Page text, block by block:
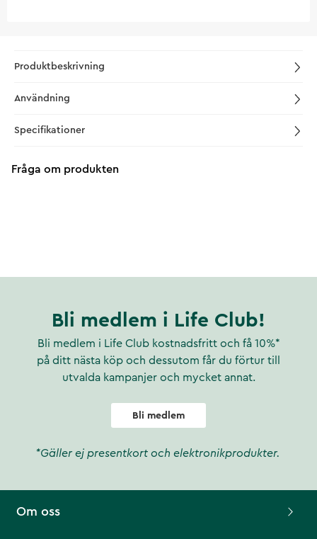
Produktbeskrivning
Användning
Specifikationer
Fråga om produkten
Bli medlem i Life Club!
Bli medlem i Life Club kostnadsfritt och få 10%*
på ditt nästa köp och dessutom får du förtur till
utvalda kampanjer och mycket annat.
Bli medlem
*Gäller ej presentkort och elektronikprodukter.
Om oss